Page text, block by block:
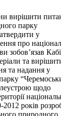
вирішити
парку
у
про
зобов’язав
та
та надання у
щодо
років
природного